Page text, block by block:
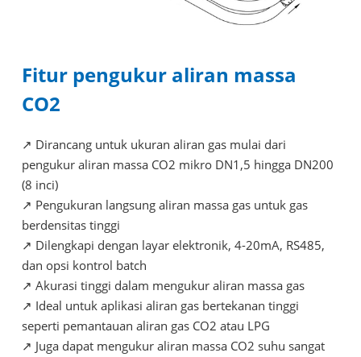
Fitur pengukur aliran massa
CO2
↗ Dirancang untuk ukuran aliran gas mulai dari
pengukur aliran massa CO2 mikro DN1,5 hingga DN200
(8 inci)
↗ Pengukuran langsung aliran massa gas untuk gas
berdensitas tinggi
↗ Dilengkapi dengan layar elektronik, 4-20mA, RS485,
dan opsi kontrol batch
↗ Akurasi tinggi dalam mengukur aliran massa gas
↗ Ideal untuk aplikasi aliran gas bertekanan tinggi
seperti pemantauan aliran gas CO2 atau LPG
↗ Juga dapat mengukur aliran massa CO2 suhu sangat